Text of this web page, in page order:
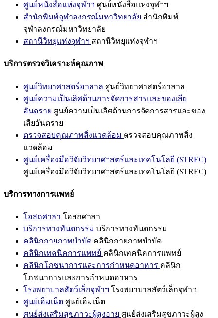
ศูนย์หนังสือแห่งจุฬาฯ ศูนย์หนังสือแห่งจุฬาฯ
สำนักพิมพ์จุฬาลงกรณ์มหาวิทยาลัย สำนักพิมพ์
จุฬาลงกรณ์มหาวิทยาลัย
สถานีวิทยุแห่งจุฬาฯ สถานีวิทยุแห่งจุฬาฯ
บริการตรวจวิเคราะห์คุณภาพ
ศูนย์วิทยาศาสตร์ฮาลาล ศูนย์วิทยาศาสตร์ฮาลาล
ศูนย์ความเป็นเลิศด้านการจัดการสารและของเสีย
อันตราย ศูนย์ความเป็นเลิศด้านการจัดการสารและของ
เสียอันตราย
ตรวจสอบคุณภาพสิ่งแวดล้อม ตรวจสอบคุณภาพสิ่ง
แวดล้อม
ศูนย์เครื่องมือวิจัยวิทยาศาสตร์และเทคโนโลยี (STREC)
ศูนย์เครื่องมือวิจัยวิทยาศาสตร์และเทคโนโลยี (STREC)
บริการทางการแพทย์
โอสถศาลา โอสถศาลา
บริการทางทันตกรรม บริการทางทันตกรรม
คลินิกกายภาพบำบัด คลินิกกายภาพบำบัด
คลินิกเทคนิคการแพทย์ คลินิกเทคนิคการแพทย์
คลินิกโภชนาการและการกำหนดอาหาร คลินิก
โภชนาการและการกำหนดอาหาร
โรงพยาบาลสัตว์เล็กจุฬาฯ โรงพยาบาลสัตว์เล็กจุฬาฯ
ศูนย์เอ็มเน็ต ศูนย์เอ็มเน็ต
ศูนย์ส่งเสริมสุขภาวะผู้สูงอายุ ศูนย์ส่งเสริมสุขภาวะผู้สูง